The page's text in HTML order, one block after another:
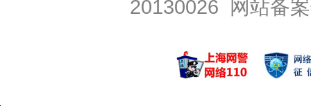
20130026 网站备